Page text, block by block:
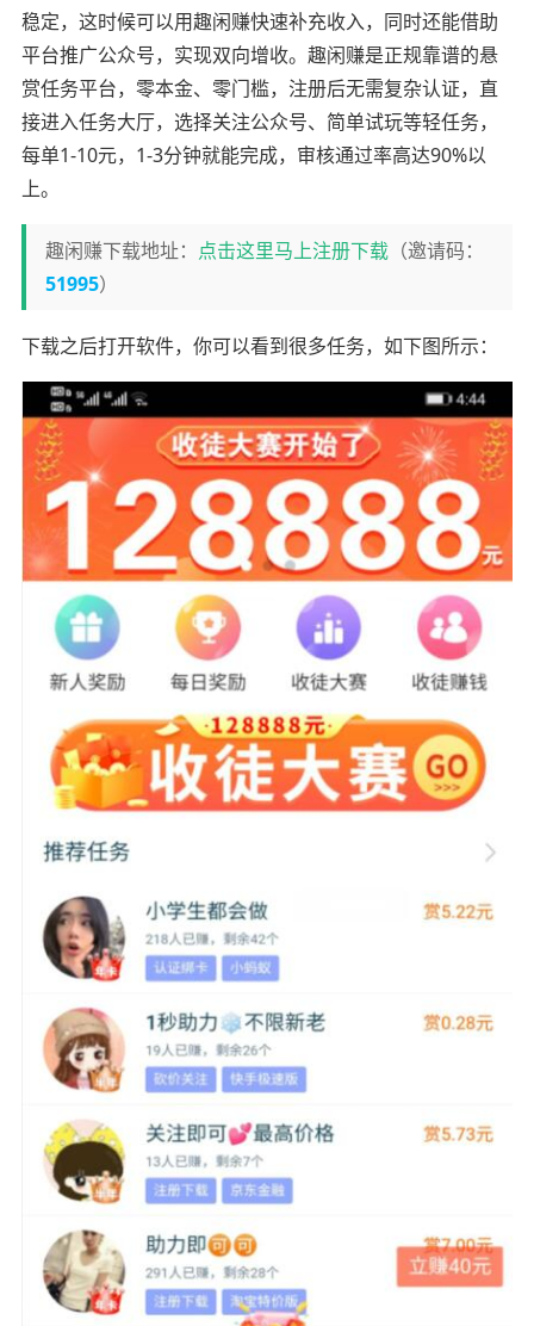
稳定，这时候可以用趣闲赚快速补充收入，同时还能借助
平台推广公众号，实现双向增收。趣闲赚是正规靠谱的悬
赏任务平台，零本金、零门槛，注册后无需复杂认证，直
接进入任务大厅，选择关注公众号、简单试玩等轻任务，
每单1-10元，1-3分钟就能完成，审核通过率高达90%以
上。
趣闲赚下载地址： 点击这里马上注册下载（邀请码：
51995）
下载之后打开软件，你可以看到很多任务，如下图所示：